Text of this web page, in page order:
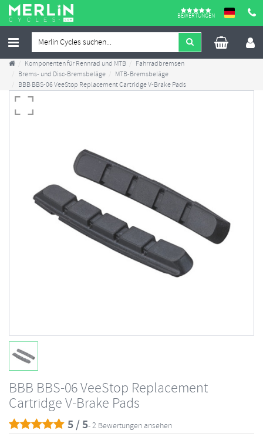
BEWERTUNGEN
Komponenten für Rennrad und MTB
Fahrradbremsen
Brems- und Disc-Bremsbeläge
MTB-Bremsbeläge
BBB BBS-06 VeeStop Replacement Cartridge V-Brake Pads
BBB BBS-06 VeeStop Replacement
Cartridge V-Brake Pads
5 / 5- 2 Bewertungen ansehen